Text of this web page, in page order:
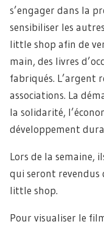
s’engager dans la
sensibiliser les
little shop afin de
main, des livres
fabriqués. L’argent
associations. La
la solidarité,
développement
Lors de la semaine,
qui seront revendus
little shop.
Pour visualiser le